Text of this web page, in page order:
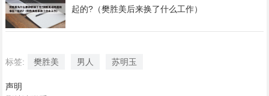
起的?（樊胜美后来换了什么工作）
标签: 樊胜美 男人 苏明玉
声明